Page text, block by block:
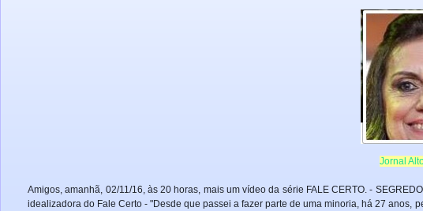
Jornal
Amigos, amanhã, 02/11/16, às 20 horas, mais um vídeo da série FALE CERTO. -
idealizadora do Fale Certo - "Desde que passei a fazer parte de uma minoria, há 27 anos,